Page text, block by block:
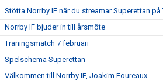
Stötta Norrby IF när du streamar Superettan på
Norrby IF bjuder in till årsmöte
Träningsmatch 7 februari
Spelschema Superettan
Välkommen till Norrby IF, Joakim Foureaux